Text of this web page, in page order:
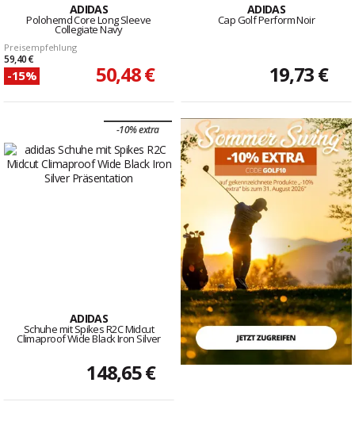
ADIDAS
Polohemd Core Long Sleeve
Collegiate Navy
Preisempfehlung
59,40 €
-15% 50,48 €
ADIDAS
Cap Golf Perform Noir
19,73 €
-10% extra
ADIDAS
Schuhe mit Spikes R2C Midcut
Climaproof Wide Black Iron Silver
148,65 €